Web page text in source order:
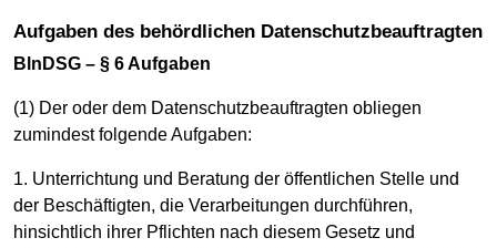
Aufgaben des behördlichen Datenschutzbeauftragten
BlnDSG – § 6 Aufgaben
(1) Der oder dem Datenschutzbeauftragten obliegen
zumindest folgende Aufgaben:
1. Unterrichtung und Beratung der öffentlichen Stelle und
der Beschäftigten, die Verarbeitungen durchführen,
hinsichtlich ihrer Pflichten nach diesem Gesetz und